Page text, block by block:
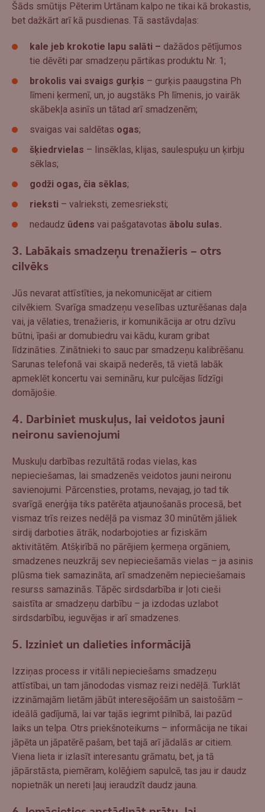
Šāds smūtijs Pēterim Urtānam kalpo ne tikai kā brokastis,
bet dažkārt arī kā pusdienas. Tā sastāvdaļas:
kale jeb krokotie lapu salāti – dažādos pētījumos
tie dēvēti par smadzeņu pārtikas produktu Nr. 1;
brokolis vai svaigs gurķis – gurķis paaugstina Ph
līmeni ķermenī, un, jo augstāks Ph līmenis, jo vairāk
skābekļa asinīs un tātad arī smadzenēm;
svaigas vai saldētas ogas;
šķiedrvielas – linsēklas, klijas, saulespuķu un ķirbju
sēklas;
godži ogas, čia sēklas;
rieksti – valrieksti, zemesrieksti;
nedaudz ūdens vai pašgatavotas ābolu sulas.
3. Labākais smadzeņu trenažieris – otrs
cilvēks
Jūs nevarat attīstīties, ja nekomunicējat ar citiem
cilvēkiem. Svarīga smadzeņu veselības uzturēšanas daļa
vai, ja vēlaties, trenažieris, ir komunikācija ar otru dzīvu
būtni, īpaši ar domubiedru vai kādu, kuram gribat
līdzināties. Zinātnieki to sauc par smadzeņu kalibrēšanu.
Sarunas telefonā vai skaipā nederēs, tā vietā labāk
apmeklēt koncertu vai semināru, kur pulcējas līdzīgi
domājošie.
4. Darbiniet muskuļus, lai veidotos jauni
neironu savienojumi
Muskuļu darbības rezultātā rodas vielas, kas
nepieciešamas, lai smadzenēs veidotos jauni neironu
savienojumi. Pārcensties, protams, nevajag, jo tad tik
svarīgā enerģija tiks patērēta atjaunošanās procesā, bet
vismaz trīs reizes nedēļā pa vismaz 30 minūtēm jāliek
sirdij darboties ātrāk, nodarbojoties ar fiziskām
aktivitātēm. Atšķirībā no pārējiem ķermeņa orgāniem,
smadzenes neuzkrāj sev nepieciešamās vielas – ja asinis
plūsma tiek samazināta, arī smadzenēm nepieciešamais
resurss samazinās. Tāpēc sirdsdarbība ir ļoti cieši
saistīta ar smadzeņu darbību – ja izdodas uzlabot
sirdsdarbību, ieguvējas ir arī smadzenes.
5. Izziniet un dalieties informācijā
Izziņas process ir vitāli nepieciešams smadzeņu
attīstībai, un tam jānododas vismaz reizi nedēļā. Turklāt
izzināmajām lietām jābūt interesējošām un saistošām –
ideālā gadījumā, lai var tajās iegrimt pilnībā, lai pazūd
laiks un telpa. Otrs priekšnoteikums – informācija ne tikai
jāpēta un jāpatērē pašam, bet tajā arī jādalās ar citiem.
Viena lieta ir izlasīt interesantu grāmatu, bet, ja tā
jāpārstāsta, piemēram, kolēģiem sapulcē, tas jau ir daudz
nopietnāk un nereti ļauj ieraudzīt daudz jauna.